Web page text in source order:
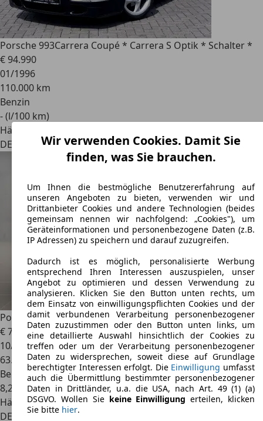
Porsche 993Carrera Coupé * Carrera S Optik * Schalter *
€ 94.990
01/1996
110.000 km
Benzin
- (l/100 km)
Händler
DE 54340 Bekond
Porsche 991 Carrera Deutsch S.Dach SpAbgas Parkassist
€ 79.991
10/2012
63.198 km
Benzin
8,2 l/100 km (komb.)
Händler
DE 41564 Kaarst (bei Düsseldorf)
Wir verwenden Cookies. Damit Sie
finden, was Sie brauchen.
Um Ihnen die bestmögliche Benutzererfahrung auf
unseren Angeboten zu bieten, verwenden wir und
Drittanbieter Cookies und andere Technologien (beides
gemeinsam nennen wir nachfolgend: „Cookies"), um
Geräteinformationen und personenbezogene Daten (z.B.
IP Adressen) zu speichern und darauf zuzugreifen.
Dadurch ist es möglich, personalisierte Werbung
entsprechend Ihren Interessen auszuspielen, unser
Angebot zu optimieren und dessen Verwendung zu
analysieren. Klicken Sie den Button unten rechts, um
dem Einsatz von einwilligungspflichten Cookies und der
damit verbundenen Verarbeitung personenbezogener
Daten zuzustimmen oder den Button unten links, um
eine detaillierte Auswahl hinsichtlich der Cookies zu
treffen oder um der Verarbeitung personenbezogener
Daten zu widersprechen, soweit diese auf Grundlage
berechtigter Interessen erfolgt. Die Einwilligung umfasst
auch die Übermittlung bestimmter personenbezogener
Daten in Drittländer, u.a. die USA, nach Art. 49 (1) (a)
DSGVO. Wollen Sie keine Einwilligung erteilen, klicken
Sie bitte hier.